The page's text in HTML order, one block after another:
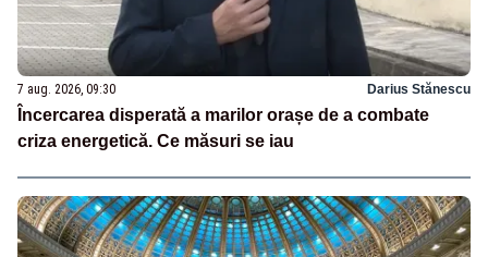
7 aug. 2026, 09:30 Darius Stănescu
Încercarea disperată a marilor orașe de a combate
criza energetică. Ce măsuri se iau